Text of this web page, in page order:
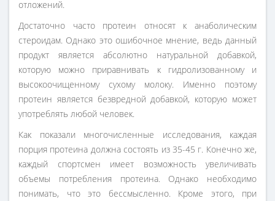
отложений.
Достаточно часто протеин относят к анаболическим
стероидам. Однако это ошибочное мнение, ведь данный
продукт является абсолютно натуральной добавкой,
которую можно приравнивать к гидролизованному и
высокоочищенному сухому молоку. Именно поэтому
протеин является безвредной добавкой, которую может
употреблять любой человек.
Как показали многочисленные исследования, каждая
порция протеина должна состоять из 35-45 г. Конечно же,
каждый спортсмен имеет возможность увеличивать
объемы потребления протеина. Однако необходимо
понимать, что это бессмысленно. Кроме этого, при